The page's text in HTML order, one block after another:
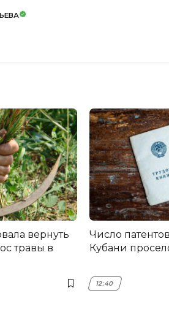
вернуть
травы в
Число
Кубани
12:40